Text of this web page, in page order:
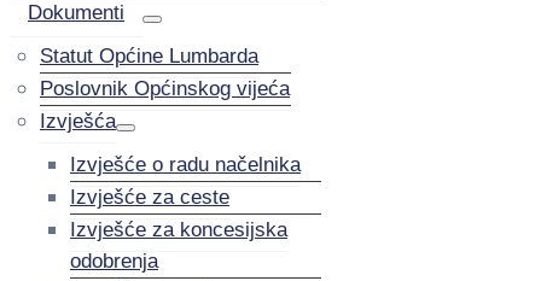
Dokumenti
Statut Općine Lumbarda
Poslovnik Općinskog vijeća
Izvješća
Izvješće o radu načelnika
Izvješće za ceste
Izvješće za koncesijska
odobrenja